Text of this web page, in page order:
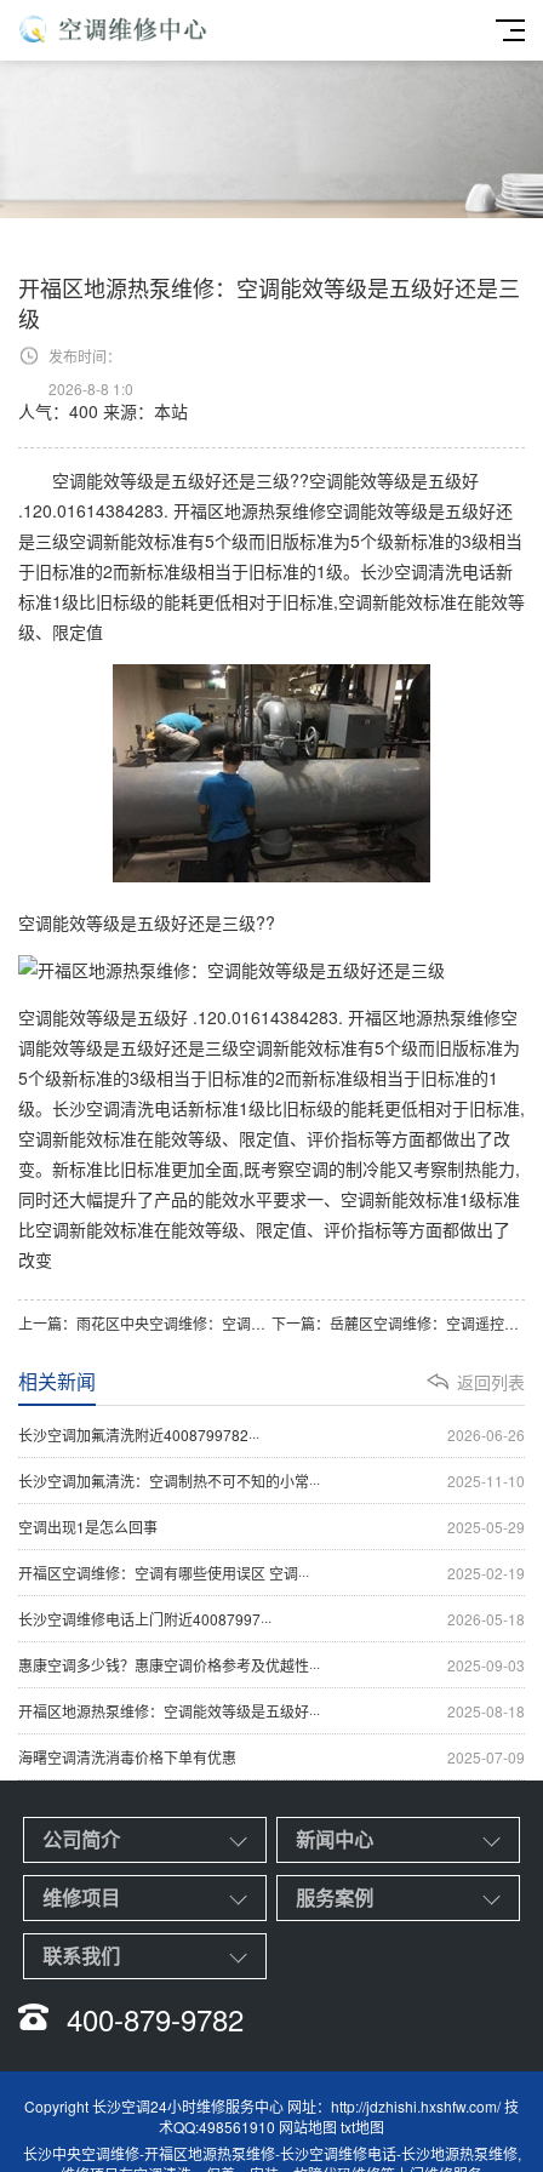
开福区地源热泵维修：空调能效等级是五级好还是三
级
发布时间：
2026-8-8 1:0
人气：400 来源：本站
空调能效等级是五级好还是三级??空调能效等级是五级好
.120.01614384283. 开福区地源热泵维修空调能效等级是五级好还
是三级空调新能效标准有5个级而旧版标准为5个级新标准的3级相当
于旧标准的2而新标准级相当于旧标准的1级。长沙空调清洗电话新
标准1级比旧标级的能耗更低相对于旧标准,空调新能效标准在能效等
级、限定值
空调能效等级是五级好还是三级??
空调能效等级是五级好 .120.01614384283. 开福区地源热泵维修空
调能效等级是五级好还是三级空调新能效标准有5个级而旧版标准为
5个级新标准的3级相当于旧标准的2而新标准级相当于旧标准的1
级。长沙空调清洗电话新标准1级比旧标级的能耗更低相对于旧标准,
空调新能效标准在能效等级、限定值、评价指标等方面都做出了改
变。新标准比旧标准更加全面,既考察空调的制冷能又考察制热能力,
同时还大幅提升了产品的能效水平要求一、空调新能效标准1级标准
比空调新能效标准在能效等级、限定值、评价指标等方面都做出了
改变
上一篇：雨花区中央空调维修：空调遥控器启动不了空调怎么 下一篇：岳麓区空调维修：空调遥控器按了没反应什么原因呢怎么解决
返回列表
相关新闻
2026-06-26
长沙空调加氟清洗附近4008799782···
2025-11-10
长沙空调加氟清洗：空调制热不可不知的小常···
2025-05-29
空调出现1是怎么回事
2025-02-19
开福区空调维修：空调有哪些使用误区 空调···
2026-05-18
长沙空调维修电话上门附近40087997···
2025-09-03
惠康空调多少钱？惠康空调价格参考及优越性···
2025-08-18
开福区地源热泵维修：空调能效等级是五级好···
2025-07-09
海曙空调清洗消毒价格下单有优惠
公司简介 新闻中心
维修项目 服务案例
联系我们
400-879-9782
Copyright 长沙空调24小时维修服务中心 网址： http://jdzhishi.hxshfw.com/技
术QQ:498561910 网站地图 txt地图
长沙中央空调维修-开福区地源热泵维修-长沙空调维修电话-长沙地源热泵维修,